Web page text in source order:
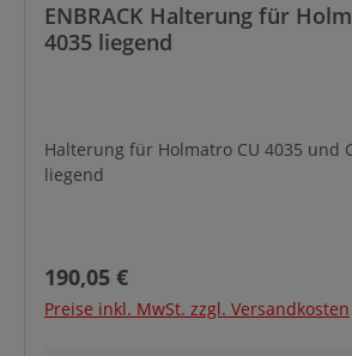
ENBRACK Halterung für
4035 liegend
Halterung für Holmatro CU 4035 und
liegend
Regulärer Preis:
190,05 €
Preise inkl. MwSt. zzgl. Versandkosten